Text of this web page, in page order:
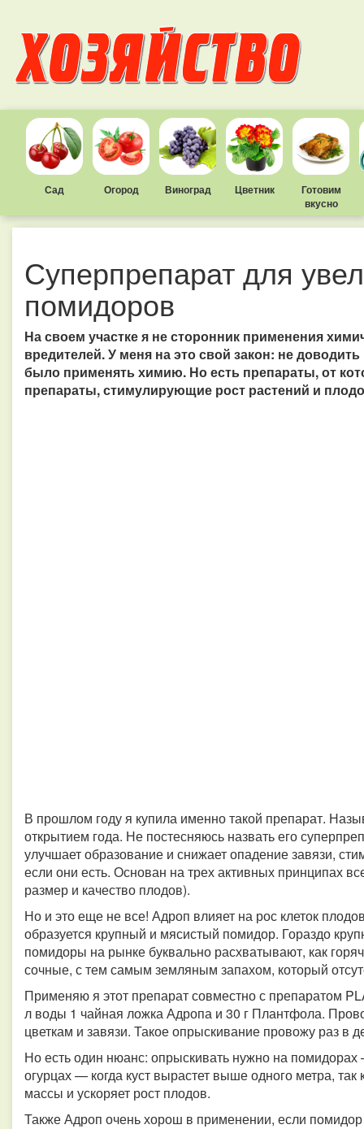
Сад Огород Виноград Цветник
Готовим
вкусно
Суперпрепарат для
помидоров
На своем участке я не сторонник применения
вредителей. У меня на это свой закон: не
было применять химию. Но есть препараты, от
препараты, стимулирующие рост растений и
В прошлом году я купила именно такой препарат.
открытием года. Не постесняюсь назвать его
улучшает образование и снижает опадение завязи,
если они есть. Основан на трех активных принципах
размер и качество плодов).
Но и это еще не все! Адроп влияет на рос клеток
образуется крупный и мясистый помидор. Гораздо
помидоры на рынке буквально расхватывают, как
сочные, с тем самым земляным запахом, который
Применяю я этот препарат совместно с препаратом
л воды 1 чайная ложка Адропа и 30 г Плантфола.
цветкам и завязи. Такое опрыскивание провожу раз в
Но есть один нюанс: опрыскивать нужно на
огурцах — когда куст вырастет выше одного метра, так
массы и ускоряет рост плодов.
Также Адроп очень хорош в применении, если